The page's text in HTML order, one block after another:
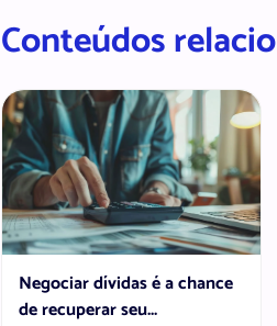
Conteúdos
Negociar dívidas é a chance
de recuperar seu...